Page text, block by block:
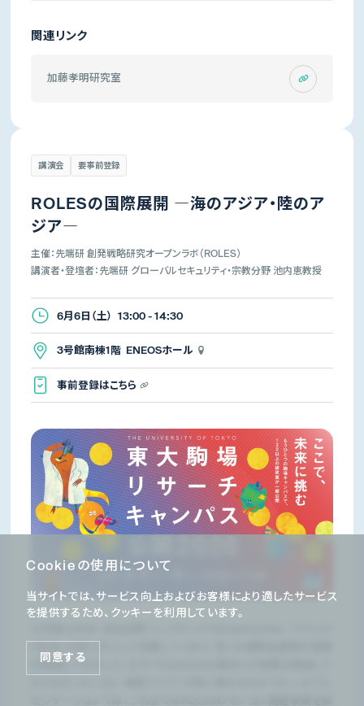
Cookieの使用について
当サイトでは、サービス向上およびお客様により適したサービス
を提供するため、クッキーを利用しています。
同意する
関連リンク
加藤孝明研究室
講演会 要事前登録
ROLESの国際展開 ―海のアジア・陸のア
ジア―
主催：先端研 創発戦略研究オープンラボ（ROLES）
講演者・登壇者：先端研 グローバルセキュリティ・宗教分野 池内恵教授
6月6日（土） 13:00 - 14:30
3号館南棟1階 ENEOSホール
事前登録はこちら
II外交」の担い手として定着しつつあり、多くの国際会議等の事業
を実施してきました。なかでもROLESが数多くの事業を実施して